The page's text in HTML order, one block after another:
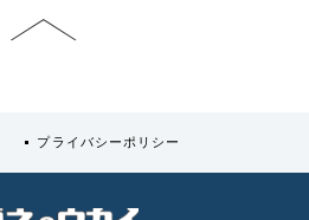
プライバシーポリシー